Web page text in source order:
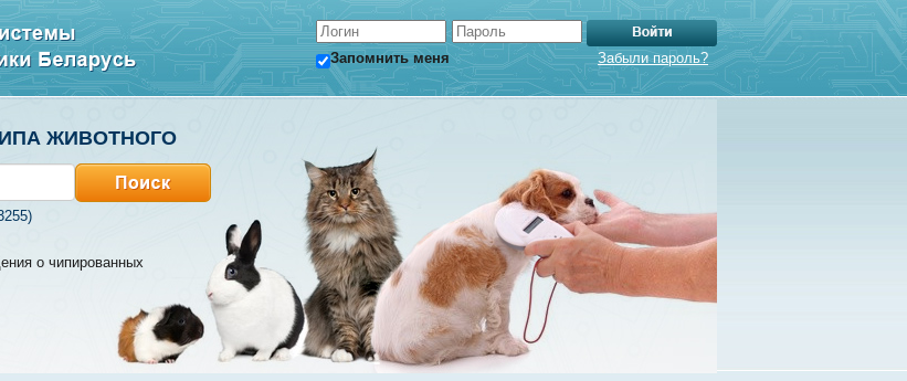
Запомнить меня Забыли пароль?
ЖИВОТНОГО
о чипированных